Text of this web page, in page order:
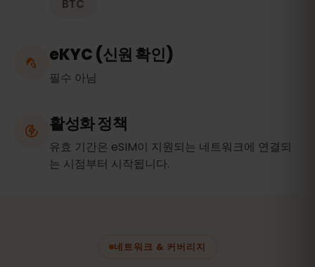
BTC
eKYC (신원 확인)
필수 아님
활성화 정책
유효 기간은 eSIM이 지원되는 네트워크에 연결되
는 시점부터 시작됩니다.
네트워크 & 커버리지